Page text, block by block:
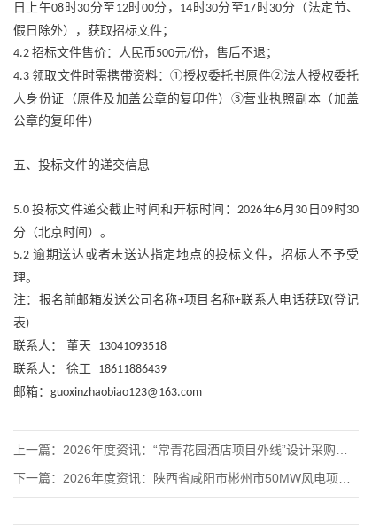
日上午08 时30分至 12时00分， 14 时30分至17 时30分（法定节、
假日除外），获取招标文件；
4.2 招标文件售价：人民币 500元/份，售后不退；
4.3领取文件时需携带资料：①授权委托书原件②法人授权委托
人身份证（原件及加盖公章的复印件）③营业执照副本（加盖
公章的复印件）
五、投标文件的递交信息
5.0投标文件递交截止时间和开标时间：2026年6月 30 日09 时30
分（北京时间）。
5.2 逾期送达或者未送达指定地点的投标文件，招标人不予受
理。
注：报名前邮箱发送公司名称+项目名称+联系人电话获取(登记
表)
联系人：
董天 13041093518
联系人：
徐工
18611886439
邮箱： guoxinzhaobiao123@163.com
上一篇： 2026年度资讯：“常青花园酒店项目外线”设计采购施工总承包
下一篇： 2026年度资讯：陕西省咸阳市彬州市50MW风电项目epc总